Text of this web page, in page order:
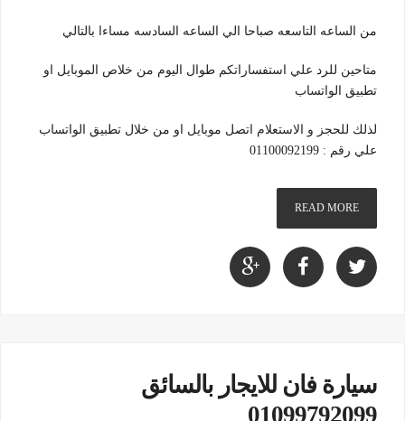
من الساعه التاسعه صباحا الي الساعه السادسه مساءا بالتالي
متاحين للرد علي استفساراتكم طوال اليوم من خلاص الموبايل او
تطبيق الواتساب
لذلك للحجز و الاستعلام اتصل موبايل او من خلال تطبيق الواتساب
علي رقم : 01100092199
READ MORE
سيارة فان للايجار بالسائق
01099792099